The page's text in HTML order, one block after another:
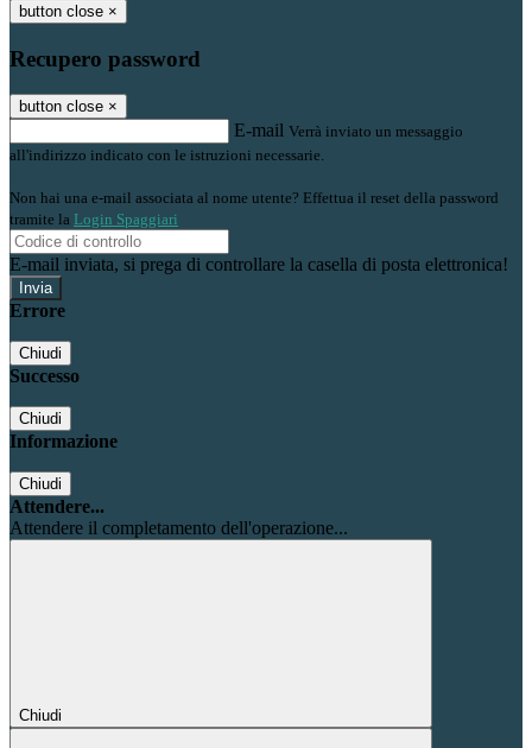
button close ×
Recupero password
button close ×
E-mail Verrà inviato un messaggio
all'indirizzo indicato con le istruzioni necessarie.
Non hai una e-mail associata al nome utente? Effettua il reset della password
tramite la Login Spaggiari
E-mail inviata, si prega di controllare la casella di posta elettronica!
Errore
Chiudi
Successo
Chiudi
Informazione
Chiudi
Attendere...
Attendere il completamento dell'operazione...
Chiudi